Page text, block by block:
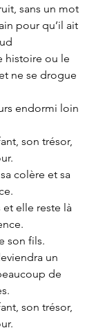
sans un mot
pour qu’il ait
histoire ou le
ne se drogue
endormi loin
son trésor,
colère et sa
et elle reste là
son fils.
un
de
son trésor,